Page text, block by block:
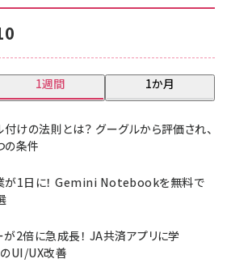
1週間 1か月
付けの法則とは？ グーグルから評価され、
の条件
が1日に！ Gemini Notebookを無料で
が2倍に急成長！ JA共済アプリに学
UI/UX改善